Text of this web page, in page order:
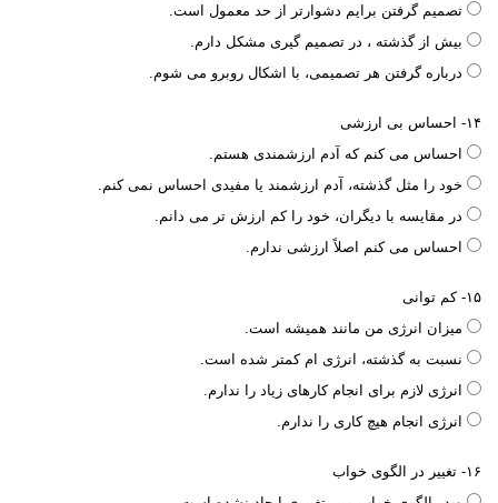
تصمیم گرفتن برایم دشوارتر از حد معمول است.
بیش از گذشته ، در تصمیم گیری مشکل دارم.
درباره گرفتن هر تصمیمی، با اشکال روبرو می شوم.
۱۴- احساس بی ارزشی
احساس می کنم که آدم ارزشمندی هستم.
خود را مثل گذشته، آدم ارزشمند یا مفیدی احساس نمی کنم.
در مقایسه با دیگران، خود را کم ارزش تر می دانم.
احساس می کنم اصلاً ارزشی ندارم.
۱۵- کم توانی
میزان انرژی من مانند همیشه است.
نسبت به گذشته، انرژی ام کمتر شده است.
انرژی لازم برای انجام کارهای زیاد را ندارم.
انرژی انجام هیچ کاری را ندارم.
۱۶- تغییر در الگوی خواب